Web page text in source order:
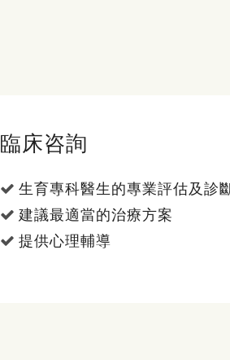
臨床咨詢
生育專科醫生的專業評估及診
建議最適當的治療方案
提供心理輔導